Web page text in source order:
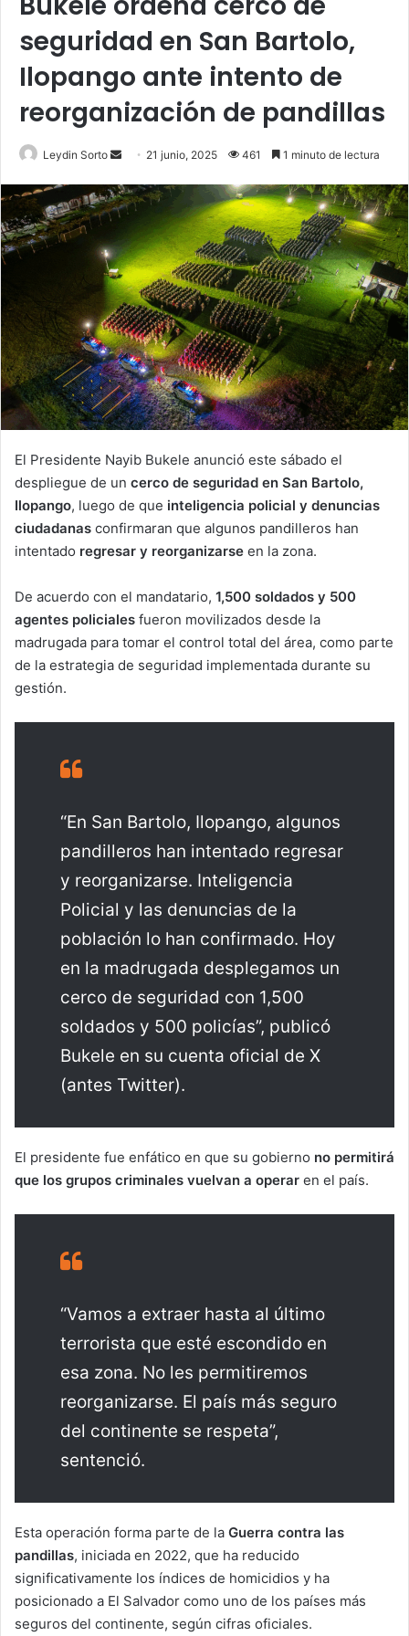
seguridad en San Bartolo,
Ilopango ante intento de
reorganización de pandillas
Leydin Sorto
Send
email
21 junio, 2025 461 1 minuto de lectura
El Presidente Nayib Bukele anunció este sábado el
despliegue de un cerco de seguridad en San Bartolo,
Ilopango, luego de que inteligencia policial y denuncias
ciudadanas confirmaran que algunos pandilleros han
intentado regresar y reorganizarse en la zona.
De acuerdo con el mandatario, 1,500 soldados y 500
agentes policiales fueron movilizados desde la
madrugada para tomar el control total del área, como parte
de la estrategia de seguridad implementada durante su
gestión.
“En San Bartolo, Ilopango, algunos
pandilleros han intentado regresar
y reorganizarse. Inteligencia
Policial y las denuncias de la
población lo han confirmado. Hoy
en la madrugada desplegamos un
cerco de seguridad con 1,500
soldados y 500 policías”, publicó
Bukele en su cuenta oficial de X
(antes Twitter).
El presidente fue enfático en que su gobierno no permitirá
que los grupos criminales vuelvan a operar en el país.
“Vamos a extraer hasta al último
terrorista que esté escondido en
esa zona. No les permitiremos
reorganizarse. El país más seguro
del continente se respeta”,
sentenció.
Esta operación forma parte de la Guerra contra las
pandillas, iniciada en 2022, que ha reducido
significativamente los índices de homicidios y ha
posicionado a El Salvador como uno de los países más
seguros del continente, según cifras oficiales.